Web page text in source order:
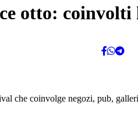
otto:
che coinvolge negozi, pub,